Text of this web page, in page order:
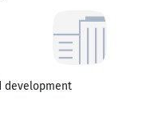
development